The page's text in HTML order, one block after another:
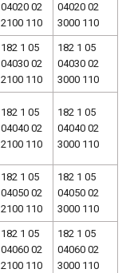
04020 02
2100 110
04020 02
3000 110
182 1 05
04030 02
2100 110
182 1 05
04030 02
3000 110
182 1 05
04040 02
2100 110
182 1 05
04040 02
3000 110
182 1 05
04050 02
2100 110
182 1 05
04050 02
3000 110
182 1 05
04060 02
2100 110
182 1 05
04060 02
3000 110